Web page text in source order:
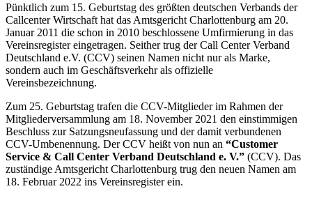
Pünktlich zum 15. Geburtstag des größten deutschen Verbands der
Callcenter Wirtschaft hat das Amtsgericht Charlottenburg am 20.
Januar 2011 die schon in 2010 beschlossene Umfirmierung in das
Vereinsregister eingetragen. Seither trug der Call Center Verband
Deutschland e.V. (CCV) seinen Namen nicht nur als Marke,
sondern auch im Geschäftsverkehr als offizielle
Vereinsbezeichnung.
Zum 25. Geburtstag trafen die CCV-Mitglieder im Rahmen der
Mitgliederversammlung am 18. November 2021 den einstimmigen
Beschluss zur Satzungsneufassung und der damit verbundenen
CCV-Umbenennung. Der CCV heißt von nun an “Customer
Service & Call Center Verband Deutschland e. V.” (CCV). Das
zuständige Amtsgericht Charlottenburg trug den neuen Namen am
18. Februar 2022 ins Vereinsregister ein.